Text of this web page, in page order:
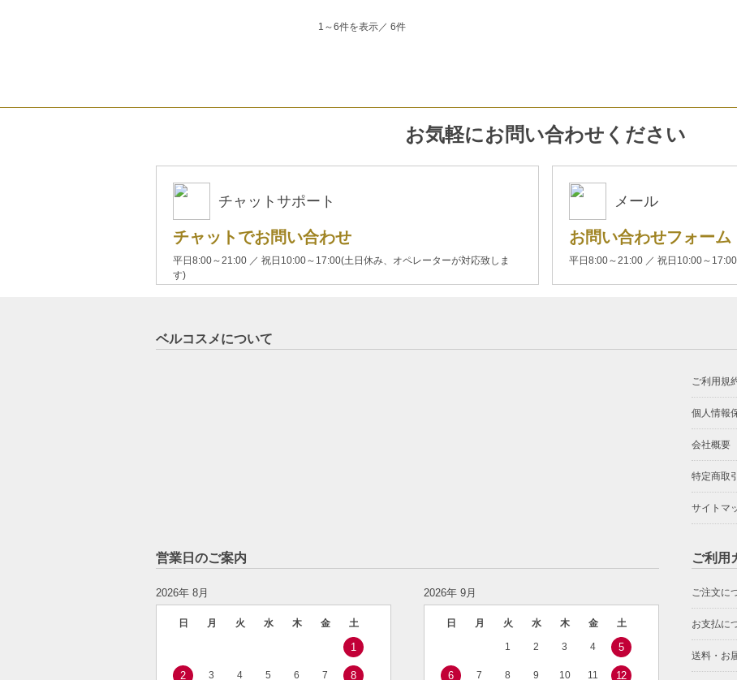
1～6件を表示／ 6件
お気軽にお問い合わせください
チャットサポート
チャットでお問い合わせ
平日8:00～21:00 ／ 祝日10:00～17:00(土日休み、オペレーターが対応致しま
す)
メール
お問い合わせフォーム
平日8:00～21:00 ／ 祝日10:00～
ベルコスメについて
ご利用規
個人情報
会社概要
特定商取
サイトマ
営業日のご案内
2026年 8月
日 月 火 水 木 金 土
1
2 3 4 5 6 7 8
2026年 9月
日 月 火 水 木 金 土
1 2 3 4 5
6 7 8 9 10 11 12
ご利用
ご注文に
お支払に
送料・お